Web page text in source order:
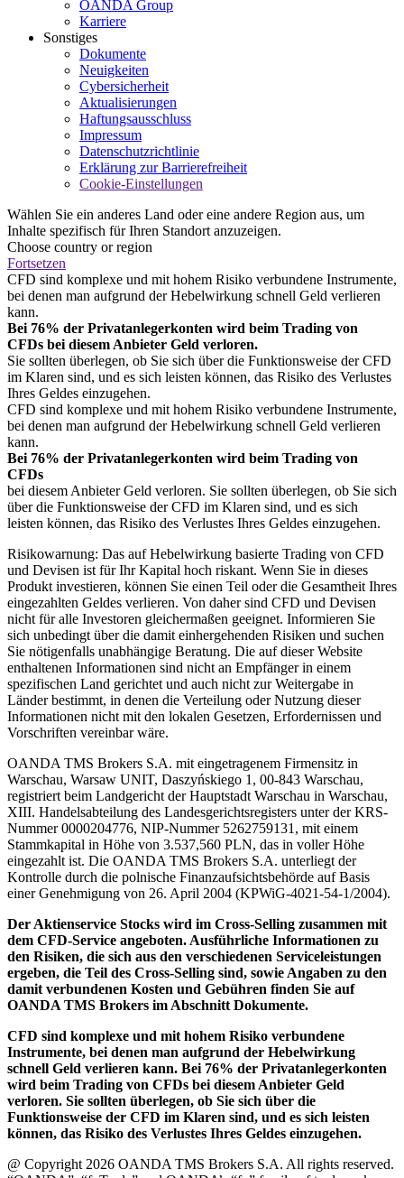
OANDA Group
Karriere
Sonstiges
Dokumente
Neuigkeiten
Cybersicherheit
Aktualisierungen
Haftungsausschluss
Impressum
Datenschutzrichtlinie
Erklärung zur Barrierefreiheit
Cookie-Einstellungen
Wählen Sie ein anderes Land oder eine andere Region aus, um
Inhalte spezifisch für Ihren Standort anzuzeigen.
Choose country or region
Fortsetzen
CFD sind komplexe und mit hohem Risiko verbundene Instrumente,
bei denen man aufgrund der Hebelwirkung schnell Geld verlieren
kann.
Bei 76% der Privatanlegerkonten wird beim Trading von
CFDs bei diesem Anbieter Geld verloren.
Sie sollten überlegen, ob Sie sich über die Funktionsweise der CFD
im Klaren sind, und es sich leisten können, das Risiko des Verlustes
Ihres Geldes einzugehen.
CFD sind komplexe und mit hohem Risiko verbundene Instrumente,
bei denen man aufgrund der Hebelwirkung schnell Geld verlieren
kann.
Bei 76% der Privatanlegerkonten wird beim Trading von
CFDs
bei diesem Anbieter Geld verloren. Sie sollten überlegen, ob Sie sich
über die Funktionsweise der CFD im Klaren sind, und es sich
leisten können, das Risiko des Verlustes Ihres Geldes einzugehen.
Risikowarnung: Das auf Hebelwirkung basierte Trading von CFD
und Devisen ist für Ihr Kapital hoch riskant. Wenn Sie in dieses
Produkt investieren, können Sie einen Teil oder die Gesamtheit Ihres
eingezahlten Geldes verlieren. Von daher sind CFD und Devisen
nicht für alle Investoren gleichermaßen geeignet. Informieren Sie
sich unbedingt über die damit einhergehenden Risiken und suchen
Sie nötigenfalls unabhängige Beratung. Die auf dieser Website
enthaltenen Informationen sind nicht an Empfänger in einem
spezifischen Land gerichtet und auch nicht zur Weitergabe in
Länder bestimmt, in denen die Verteilung oder Nutzung dieser
Informationen nicht mit den lokalen Gesetzen, Erfordernissen und
Vorschriften vereinbar wäre.
OANDA TMS Brokers S.A. mit eingetragenem Firmensitz in
Warschau, Warsaw UNIT, Daszyńskiego 1, 00-843 Warschau,
registriert beim Landgericht der Hauptstadt Warschau in Warschau,
XIII. Handelsabteilung des Landesgerichtsregisters unter der KRS-
Nummer 0000204776, NIP-Nummer 5262759131, mit einem
Stammkapital in Höhe von 3.537,560 PLN, das in voller Höhe
eingezahlt ist. Die OANDA TMS Brokers S.A. unterliegt der
Kontrolle durch die polnische Finanzaufsichtsbehörde auf Basis
einer Genehmigung von 26. April 2004 (KPWiG-4021-54-1/2004).
Der Aktienservice Stocks wird im Cross-Selling zusammen mit
dem CFD-Service angeboten. Ausführliche Informationen zu
den Risiken, die sich aus den verschiedenen Serviceleistungen
ergeben, die Teil des Cross-Selling sind, sowie Angaben zu den
damit verbundenen Kosten und Gebühren finden Sie auf
OANDA TMS Brokers im Abschnitt Dokumente.
CFD sind komplexe und mit hohem Risiko verbundene
Instrumente, bei denen man aufgrund der Hebelwirkung
schnell Geld verlieren kann. Bei 76% der Privatanlegerkonten
wird beim Trading von CFDs bei diesem Anbieter Geld
verloren. Sie sollten überlegen, ob Sie sich über die
Funktionsweise der CFD im Klaren sind, und es sich leisten
können, das Risiko des Verlustes Ihres Geldes einzugehen.
@ Copyright 2026 OANDA TMS Brokers S.A. All rights reserved.